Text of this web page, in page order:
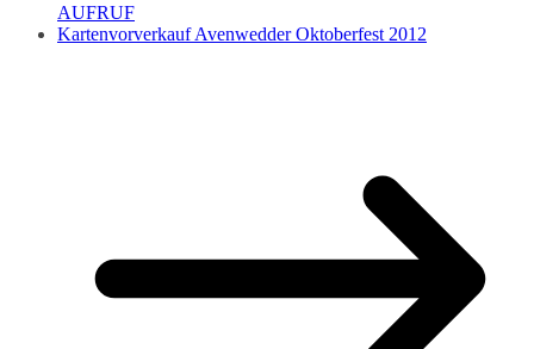
AUFRUF
Kartenvorverkauf Avenwedder Oktoberfest 2012